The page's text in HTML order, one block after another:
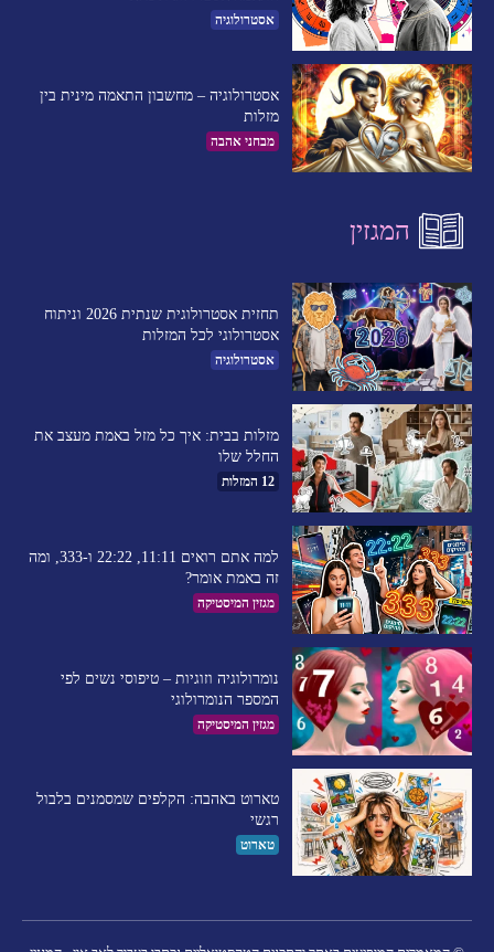
אסטרולוגיה
אסטרולוגיה – מחשבון התאמה מינית בין
מזלות
מבחני אהבה
המגזין
תחזית אסטרולוגית שנתית 2026 וניתוח
אסטרולוגי לכל המזלות
אסטרולוגיה
מזלות בבית: איך כל מזל באמת מעצב את
החלל שלו
12 המזלות
למה אתם רואים 11:11, 22:22 ו-333, ומה
זה באמת אומר?
מגזין המיסטיקה
נומרולוגיה וזוגיות – טיפוסי נשים לפי
המספר הנומרולוגי
מגזין המיסטיקה
טארוט באהבה: הקלפים שמסמנים בלבול
רגשי
טארוט